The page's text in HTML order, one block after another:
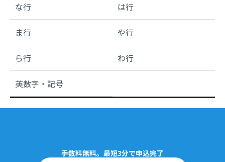
な行 は行
ま行 や行
ら行 わ行
英数字・記号
手数料無料。最短3分で申込完了